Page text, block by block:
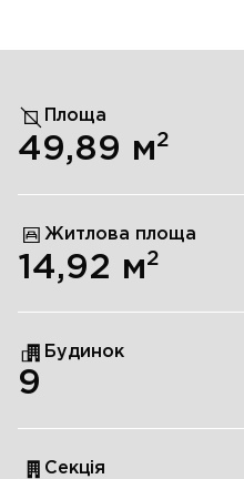
Площа
49,89 м2
Житлова площа
14,92 м2
Будинок
9
Секція